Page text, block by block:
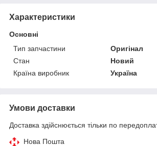
Характеристики
Основні
Тип запчастини
Оригінал
Стан
Новий
Країна виробник
Україна
Умови доставки
Доставка здійснюється тільки по
Нова Пошта